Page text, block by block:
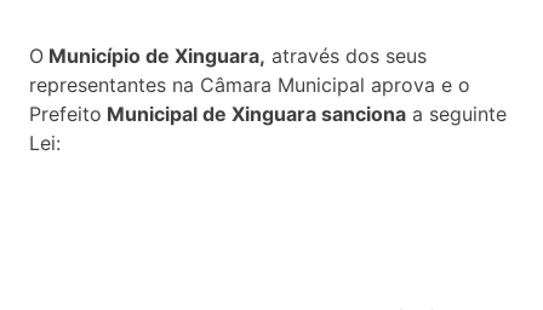
O Município de Xinguara, através dos seus
representantes na Câmara Municipal aprova e o
Prefeito Municipal de Xinguara sanciona a seguinte
Lei: